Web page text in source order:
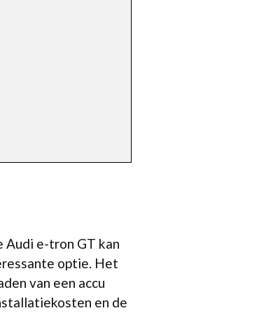
Audi e-tron GT kan
optie. Het
van een accu
en de